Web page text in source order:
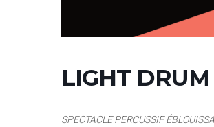
LIGHT
SPECTACLE PERCUSSIF